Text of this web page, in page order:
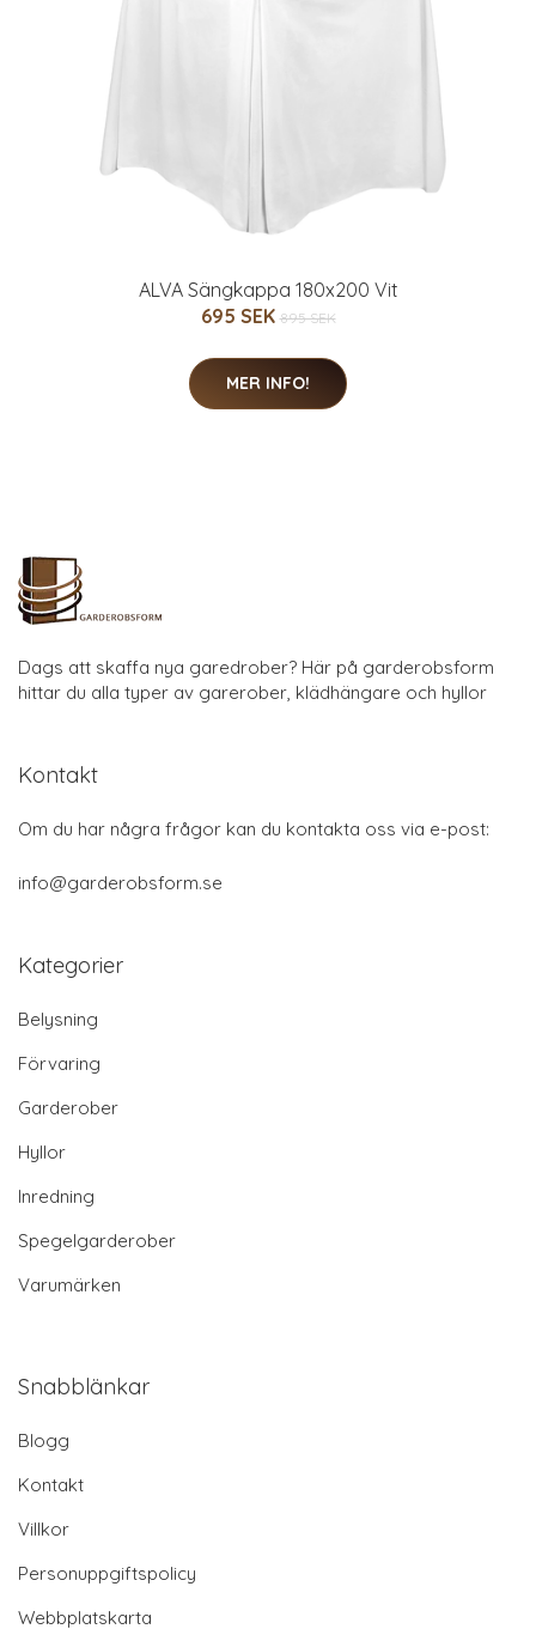
ALVA Sängkappa 180x200 Vit
695 SEK 895 SEK
MER INFO!
Dags att skaffa nya garedrober? Här på garderobsform
hittar du alla typer av garerober, klädhängare och hyllor
Kontakt
Om du har några frågor kan du kontakta oss via e-post:
info@garderobsform.se
Kategorier
Belysning
Förvaring
Garderober
Hyllor
Inredning
Spegelgarderober
Varumärken
Snabblänkar
Blogg
Kontakt
Villkor
Personuppgiftspolicy
Webbplatskarta